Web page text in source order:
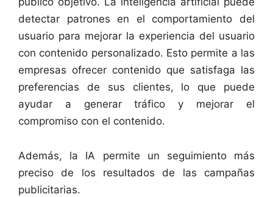
detectar patrones en el comportamiento del
usuario para mejorar la experiencia del usuario
con contenido personalizado. Esto permite a las
empresas ofrecer contenido que satisfaga las
preferencias de sus clientes, lo que puede
ayudar a generar tráfico y mejorar el
compromiso con el contenido.
Además, la IA permite un seguimiento más
preciso de los resultados de las campañas
publicitarias.